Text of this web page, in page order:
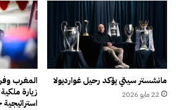
و
ب
ا
ل
ل
مانشستر سيتي يؤكد رحيل غوارديولا
22 مايو 2026
المغرب
زيارة